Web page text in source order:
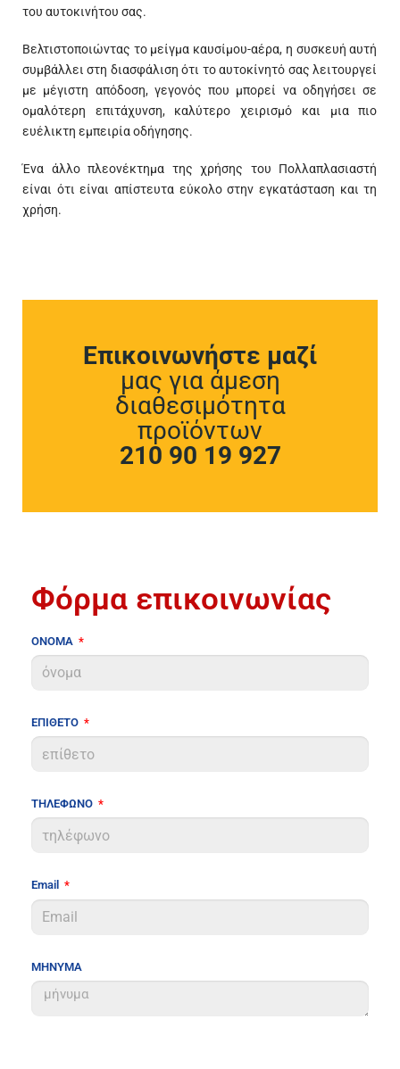
του αυτοκινήτου σας.
Βελτιστοποιώντας το μείγμα καυσίμου-αέρα, η συσκευή αυτή
συμβάλλει στη διασφάλιση ότι το αυτοκίνητό σας λειτουργεί
με μέγιστη απόδοση, γεγονός που μπορεί να οδηγήσει σε
ομαλότερη επιτάχυνση, καλύτερο χειρισμό και μια πιο
ευέλικτη εμπειρία οδήγησης.
Ένα άλλο πλεονέκτημα της χρήσης του Πολλαπλασιαστή
είναι ότι είναι απίστευτα εύκολο στην εγκατάσταση και τη
χρήση.
Επικοινωνήστε μαζί
μας για άμεση
διαθεσιμότητα
προϊόντων
210 90 19 927
Φόρμα επικοινωνίας
ΟΝΟΜΑ
ΕΠΙΘΕΤΟ
ΤΗΛΕΦΩΝΟ
Email
ΜΗΝΥΜΑ